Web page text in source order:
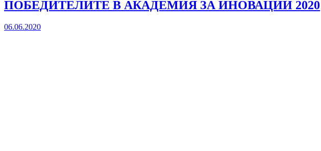
ПОБЕДИТЕЛИТЕ В АКАДЕМИЯ ЗА ИНОВАЦИИ 2020
06.06.2020